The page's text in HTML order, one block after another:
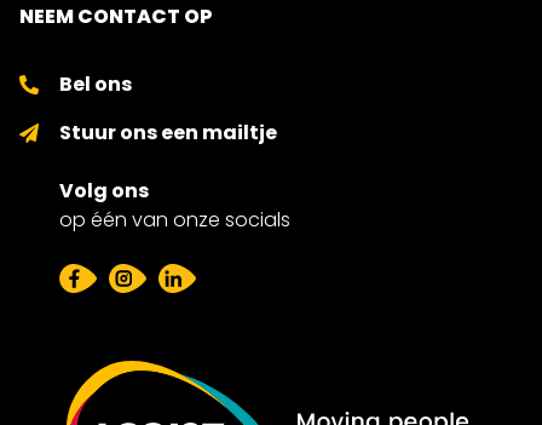
NEEM CONTACT OP
Bel ons
Stuur ons een mailtje
Volg ons
op één van onze socials